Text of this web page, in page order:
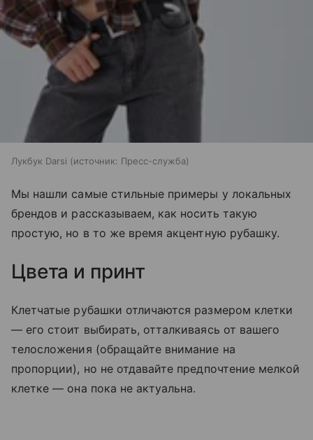
Лукбук Darsi источник: Пресс-служба
Мы нашли самые стильные примеры у локальных
брендов и рассказываем, как носить такую
простую, но в то же время акцентную рубашку.
Цвета и принт
Клетчатые рубашки отличаются размером клетки
— его стоит выбирать, отталкиваясь от вашего
телосложения (обращайте внимание на
пропорции), но не отдавайте предпочтение мелкой
клетке — она пока не актуальна.